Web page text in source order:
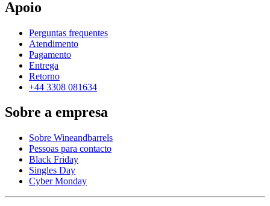
Apoio
Perguntas frequentes
Atendimento
Pagamento
Entrega
Retorno
+44 3308 081634
Sobre a empresa
Sobre Wineandbarrels
Pessoas para contacto
Black Friday
Singles Day
Cyber Monday